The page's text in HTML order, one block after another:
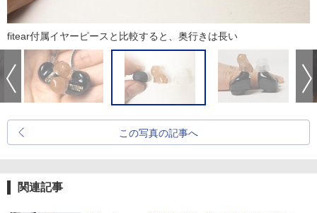
fitear付属イヤーピースと比較すると、奥行きは長い
この写真の記事へ
関連記事